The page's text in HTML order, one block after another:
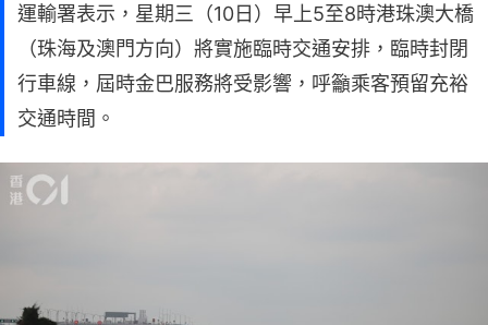
運輸署表示，星期三（10日）早上5至8時港珠澳大橋
（珠海及澳門方向）將實施臨時交通安排，臨時封閉
行車線，屆時金巴服務將受影響，呼籲乘客預留充裕
交通時間。